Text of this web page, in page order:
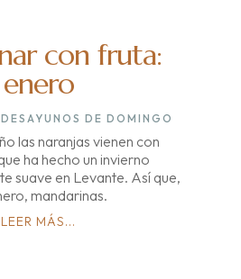
con fruta:
enero
DESAYUNOS DE DOMINGO
las naranjas vienen con
ha hecho un invierno
suave en Levante. Así que,
mandarinas.
LEER MÁS...